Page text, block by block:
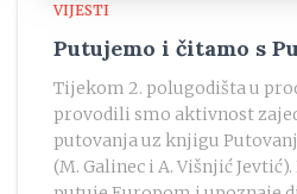
VIJESTI
Putujemo i čitamo s
Tijekom 2. polugodišta u
provodili smo aktivnost
putovanja uz knjigu
(M. Galinec i A. Višnjić